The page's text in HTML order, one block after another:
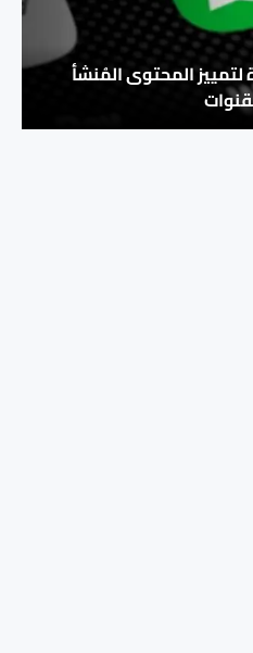
لتمييز المحتوى المُنشأ